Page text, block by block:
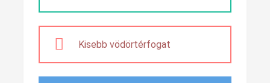
Kisebb vödörtérfogat